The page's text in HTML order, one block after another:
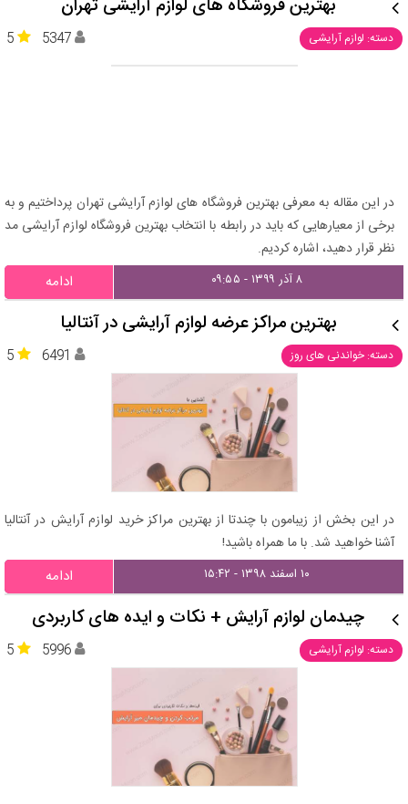
بهترین فروشگاه های لوازم آرایشی تهران
دسته: لوازم آرایشی 5 5347
در این مقاله به معرفی بهترین فروشگاه های لوازم آرایشی تهران پرداختیم و به
برخی از معیارهایی که باید در رابطه با انتخاب بهترین فروشگاه لوازم آرایشی مد
نظر قرار دهید، اشاره کردیم.
۸ آذر ۱۳۹۹ - ۰۹:۵۵ ادامه
بهترین مراکز عرضه لوازم آرایشی در آنتالیا
دسته: خواندنی های روز 5 6491
در این بخش از زیبامون با چندتا از بهترین مراکز خرید لوازم آرایش در آنتالیا
آشنا خواهید شد. با ما همراه باشید!
۱۰ اسفند ۱۳۹۸ - ۱۵:۴۲ ادامه
چیدمان لوازم آرایش + نکات و ایده های کاربردی
دسته: لوازم آرایشی 5 5996